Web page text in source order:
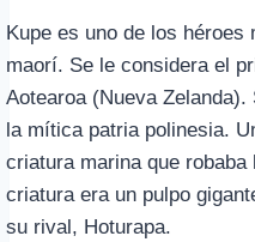
Kupe es uno de los
maorí. Se le considera el
Aotearoa (Nueva
la mítica patria polinesia.
criatura marina que
criatura era un pulpo
su rival, Hoturapa.